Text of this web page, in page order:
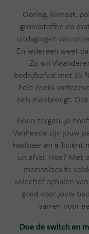
Oorlog, klimaat,
grondstoffen en
uitdagingen van
En iedereen weet
Zo wil
bedrijfsafval met 35
hele reeks
zich meebrengt.
Geen zorgen, je
Vanheede zijn jouw
haalbaar en efficiënt
uit afval. Hoe? Met
moeiteloos te
selectief ophalen
goed voor jouw
samen voor
Doe de switch en